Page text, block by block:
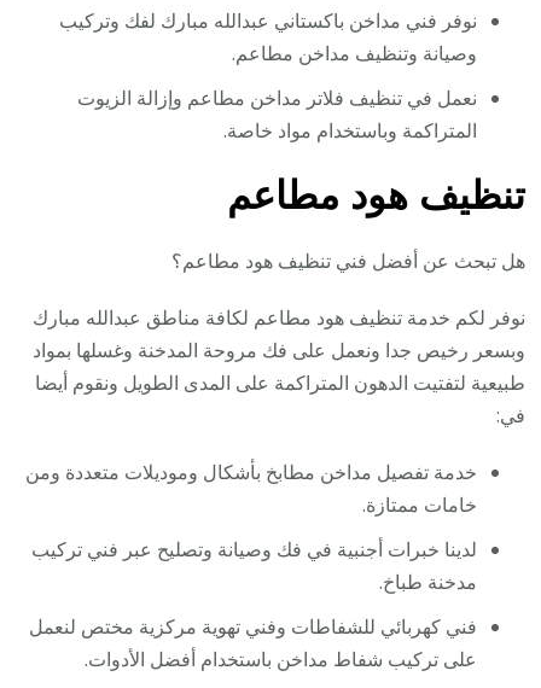
نوفر فني مداخن باكستاني عبدالله مبارك لفك وتركيب
وصيانة وتنظيف مداخن مطاعم.
نعمل في تنظيف فلاتر مداخن مطاعم وإزالة الزيوت
المتراكمة وباستخدام مواد خاصة.
تنظيف هود مطاعم
هل تبحث عن أفضل فني تنظيف هود مطاعم؟
نوفر لكم خدمة تنظيف هود مطاعم لكافة مناطق عبدالله مبارك
وبسعر رخيص جدا ونعمل على فك مروحة المدخنة وغسلها بمواد
طبيعية لتفتيت الدهون المتراكمة على المدى الطويل ونقوم أيضا
في:
خدمة تفصيل مداخن مطابخ بأشكال وموديلات متعددة ومن
خامات ممتازة.
لدينا خبرات أجنبية في فك وصيانة وتصليح عبر فني تركيب
مدخنة طباخ.
فني كهربائي للشفاطات وفني تهوية مركزية مختص لنعمل
على تركيب شفاط مداخن باستخدام أفضل الأدوات.